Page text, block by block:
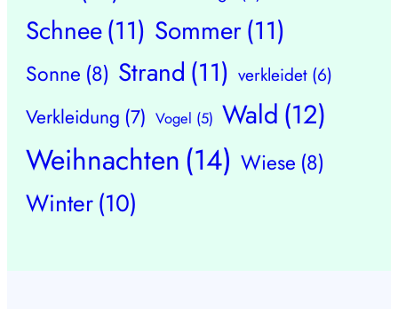
Schnee(11) Sommer(11)
Sonne (8) Strand (11) verkleidet (6)
Verkleidung (7) Vogel (5) Wald (12)
Weihnachten(14) Wiese (8)
Winter(10)